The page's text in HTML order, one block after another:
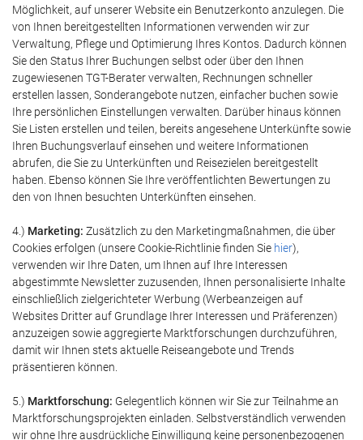
Möglichkeit, auf unserer Website ein Benutzerkonto anzulegen. Die
von Ihnen bereitgestellten Informationen verwenden wir zur
Verwaltung, Pflege und Optimierung Ihres Kontos. Dadurch können
Sie den Status Ihrer Buchungen selbst oder über den Ihnen
zugewiesenen TGT-Berater verwalten, Rechnungen schneller
erstellen lassen, Sonderangebote nutzen, einfacher buchen sowie
Ihre persönlichen Einstellungen verwalten. Darüber hinaus können
Sie Listen erstellen und teilen, bereits angesehene Unterkünfte sowie
Ihren Buchungsverlauf einsehen und weitere Informationen
abrufen, die Sie zu Unterkünften und Reisezielen bereitgestellt
haben. Ebenso können Sie Ihre veröffentlichten Bewertungen zu
den von Ihnen besuchten Unterkünften einsehen.
4.) Marketing: Zusätzlich zu den Marketingmaßnahmen, die über
Cookies erfolgen (unsere Cookie-Richtlinie finden Sie hier),
verwenden wir Ihre Daten, um Ihnen auf Ihre Interessen
abgestimmte Newsletter zuzusenden, Ihnen personalisierte Inhalte
einschließlich zielgerichteter Werbung (Werbeanzeigen auf
Websites Dritter auf Grundlage Ihrer Interessen und Präferenzen)
anzuzeigen sowie aggregierte Marktforschungen durchzuführen,
damit wir Ihnen stets aktuelle Reiseangebote und Trends
präsentieren können.
5.) Marktforschung: Gelegentlich können wir Sie zur Teilnahme an
Marktforschungsprojekten einladen. Selbstverständlich verwenden
wir ohne Ihre ausdrückliche Einwilligung keine personenbezogenen